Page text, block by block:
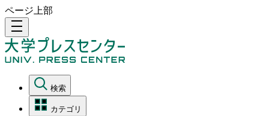
ページ上部
density_medium
検索
カテゴリ